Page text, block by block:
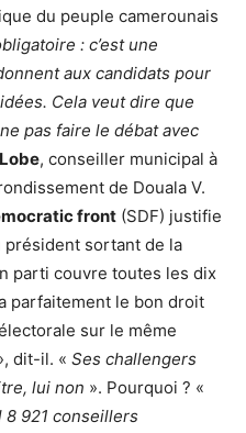
du peuple camerounais
: c’est une
aux candidats pour
Cela veut dire que
pas faire le débat avec
, conseiller municipal à
de Douala V.
front (SDF) justifie
sortant de la
parti couvre toutes les dix
parfaitement le bon droit
sur le même
dit-il. « Ses challengers
lui non ». Pourquoi ? «
8 921 conseillers